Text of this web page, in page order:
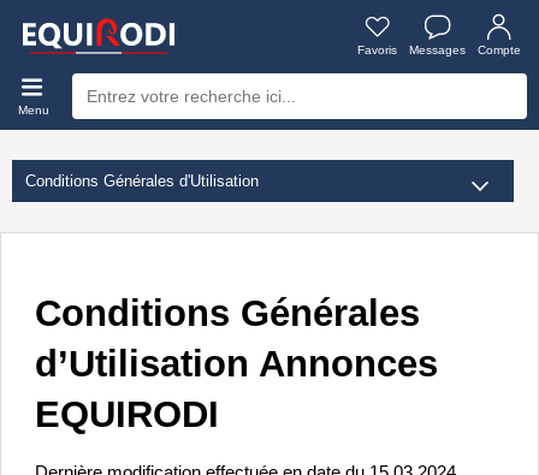
Favoris Messages Compte
Menu
Conditions Générales
d’Utilisation Annonces
EQUIRODI